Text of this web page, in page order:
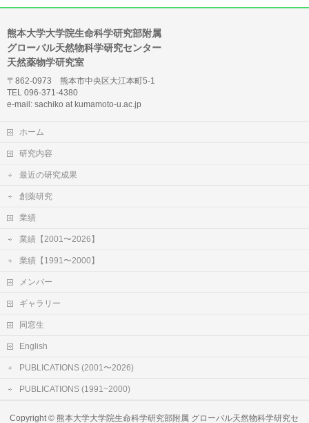
熊本大学大学院生命科学研究部附属
グローバル天然物科学研究センター
天然薬物学研究室
〒862-0973 熊本市中央区大江本町5-1
TEL 096-371-4380
e-mail: sachiko at kumamoto-u.ac.jp
ホーム
研究内容
最近の研究成果
創薬研究
業績
業績【2001〜2026】
業績【1991〜2000】
メンバー
ギャラリー
同窓生
English
PUBLICATIONS (2001〜2026)
PUBLICATIONS (1991~2000)
Copyright ©熊本大学大学院生命科学研究部附属 グローバル天然物科学研究セ